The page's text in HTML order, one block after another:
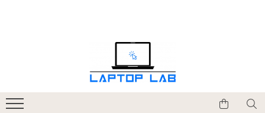
Încărcătoare